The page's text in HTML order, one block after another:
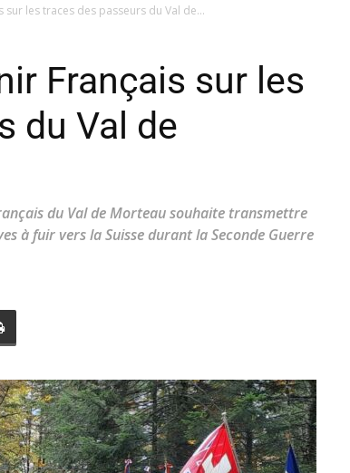
:
toute
locale
sur les traces des passeurs du Val de...
Français sur les
du Val de
du Val de Morteau souhaite transmettre
à fuir vers la Suisse durant la Seconde Guerre